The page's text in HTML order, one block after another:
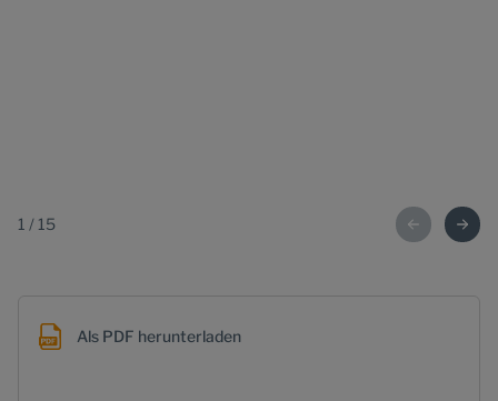
1 / 15
Als PDF herunterladen